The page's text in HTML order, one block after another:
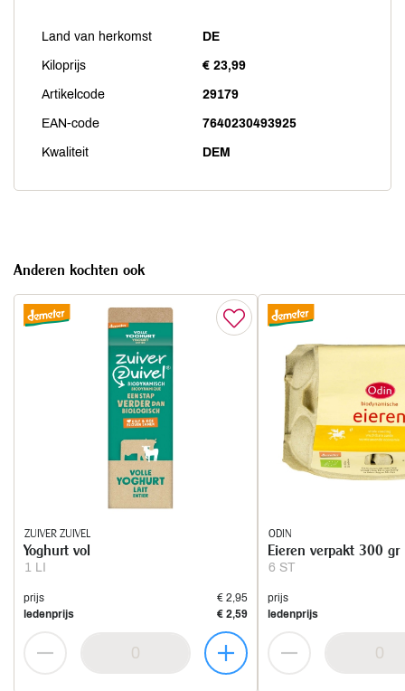
Land van herkomst DE
Kiloprijs € 23,99
Artikelcode 29179
EAN-code 7640230493925
Kwaliteit DEM
Anderen kochten ook
ZUIVER ZUIVEL
1 LI
Yoghurt vol
prijs
€ 2,95
ledenprijs
€ 2,59
ODIN
6 ST
Eieren verpakt 300 gr
prijs
ledenprijs